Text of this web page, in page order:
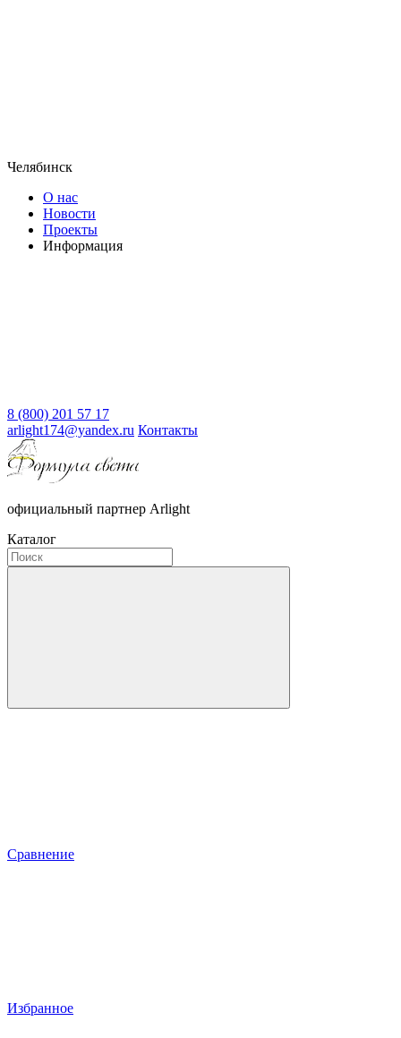
Челябинск
О нас
Новости
Проекты
Информация
8 (800) 201 57 17
arlight174@yandex.ru Контакты
официальный партнер Arlight
Каталог
Сравнение
Избранное